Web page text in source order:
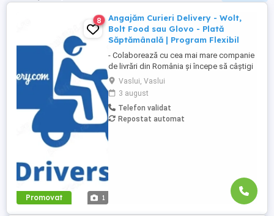
Promovat 1
8
Angajăm Curieri Delivery - Wolt,
Bolt Food sau Glovo - Plată
Săptămânală | Program Flexibil
- Colaborează cu cea mai mare companie
de livrări din România și începe să câștigi
rapid! - Cerințe: Minim 18 ani Mijloc de
transport propriu (mașină, scuter,
motocicletă sau bicicletă) Telefon mobil
cu acces la internet - Ce oferim: Plată
săptămânală, fără întârzieri Bonusuri
Vaslui, Vaslui
3 august
Telefon validat
Repostat automat